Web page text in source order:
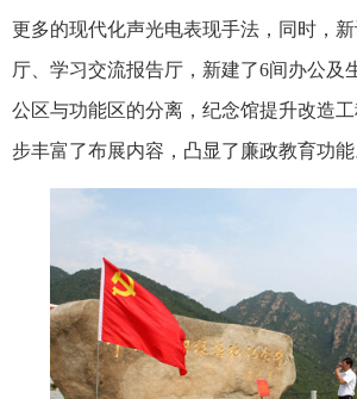
更多的现代化声光电表现手法，同时，
厅、学习交流报告厅，新建了6间办公及
公区与功能区的分离，纪念馆提升改造
步丰富了布展内容，凸显了廉政教育功能